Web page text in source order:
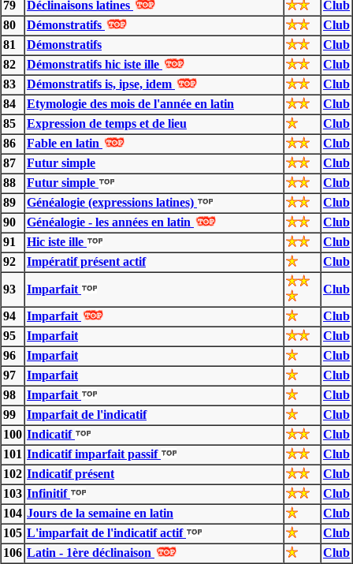
79 Déclinaisons latines
Club
80
Démonstratifs
Club
81
Démonstratifs
Club
82
Démonstratifs hic iste ille
Club
83
Démonstratifs is, ipse, idem
Club
84
Etymologie des mois de l'année en latin
Club
85
Expression de temps et de lieu
Club
86
Fable en latin
Club
87
Futur simple
Club
88
Futur simple
Club
89
Généalogie (expressions latines)
Club
90
Généalogie - les années en latin
Club
91
Hic iste ille
Club
92
Impératif présent actif Club
93 Imparfait
Club
94
Imparfait
Club
95
Imparfait
Club
96
Imparfait
Club
97
Imparfait
Club
98
Imparfait
Club
99
Imparfait de l'indicatif
Club
100 Indicatif
Club
101 Indicatif imparfait passif
Club
102 Indicatif présent
Club
103 Infinitif
Club
104 Jours de la semaine en latin
Club
105 L'imparfait de l'indicatif actif
Club
106 Latin - 1ère déclinaison
Club